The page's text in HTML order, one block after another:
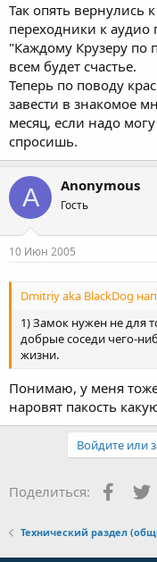
Так опять
переходники к аудио
"Каждому Крузеру по
всем будет счастье.
Теперь по поводу
завести в знакомое
месяц, если надо
спросишь.
A Anonymous
Гость
10 Июн 2005
Dmitriy aka BlackDog
1) Замок нужен не для
добрые соседи чего-
жизни.
Понимаю, у меня
наровят пакость
Войдите или
Поделиться:
Технический раздел